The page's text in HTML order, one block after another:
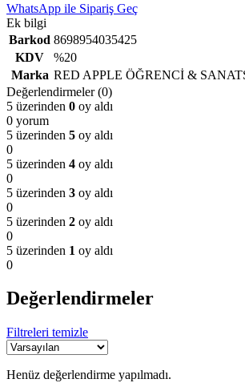
WhatsApp ile Sipariş Geç
Ek bilgi
Barkod 8698954035425
KDV
%20
Marka RED APPLE ÖĞRENCİ &
Değerlendirmeler (0)
5 üzerinden 0 oy aldı
0 yorum
5 üzerinden 5 oy aldı
0
5 üzerinden 4 oy aldı
0
5 üzerinden 3 oy aldı
0
5 üzerinden 2 oy aldı
0
5 üzerinden 1 oy aldı
0
Değerlendirmeler
Filtreleri temizle
Henüz değerlendirme yapılmadı.